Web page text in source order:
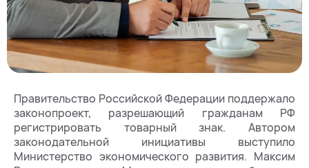
Правительство Российской Федерации поддержало
законопроект, разрешающий гражданам РФ
регистрировать товарный знак. Автором
законодательной инициативы выступило
Министерство экономического развития. Максим